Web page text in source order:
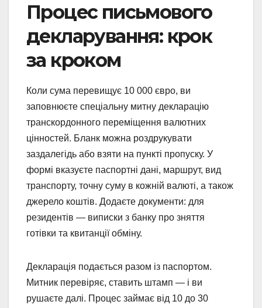
Процес письмового
декларування: крок
за кроком
Коли сума перевищує 10 000 євро, ви
заповнюєте спеціальну митну декларацію
транскордонного переміщення валютних
цінностей. Бланк можна роздрукувати
заздалегідь або взяти на пункті пропуску. У
формі вказуєте паспортні дані, маршрут, вид
транспорту, точну суму в кожній валюті, а також
джерело коштів. Додаєте документи: для
резидентів — виписки з банку про зняття
готівки та квитанції обміну.
Декларація подається разом із паспортом.
Митник перевіряє, ставить штамп — і ви
рушаєте далі. Процес займає від 10 до 30